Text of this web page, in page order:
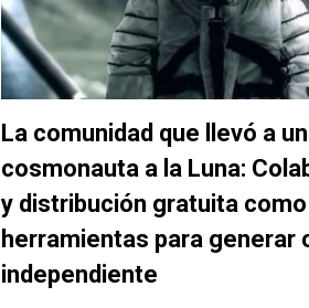
La comunidad que llevó a un
cosmonauta a la Luna:
y distribución gratuita como
herramientas para generar
independiente